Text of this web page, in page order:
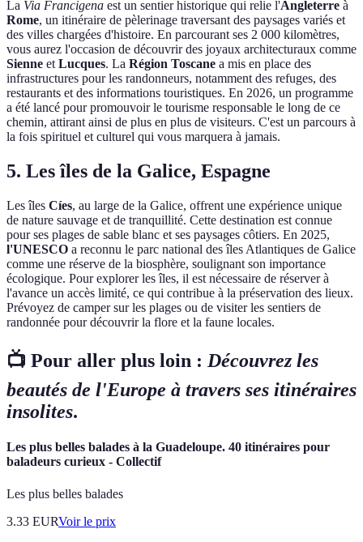
La Via Francigena est un sentier historique qui relie l'Angleterre à
Rome, un itinéraire de pèlerinage traversant des paysages variés et
des villes chargées d'histoire. En parcourant ses 2 000 kilomètres,
vous aurez l'occasion de découvrir des joyaux architecturaux comme
Sienne et Lucques. La Région Toscane a mis en place des
infrastructures pour les randonneurs, notamment des refuges, des
restaurants et des informations touristiques. En 2026, un programme
a été lancé pour promouvoir le tourisme responsable le long de ce
chemin, attirant ainsi de plus en plus de visiteurs. C'est un parcours à
la fois spirituel et culturel qui vous marquera à jamais.
5. Les îles de la Galice, Espagne
Les îles Cíes, au large de la Galice, offrent une expérience unique
de nature sauvage et de tranquillité. Cette destination est connue
pour ses plages de sable blanc et ses paysages côtiers. En 2025,
l'UNESCO a reconnu le parc national des îles Atlantiques de Galice
comme une réserve de la biosphère, soulignant son importance
écologique. Pour explorer les îles, il est nécessaire de réserver à
l'avance un accès limité, ce qui contribue à la préservation des lieux.
Prévoyez de camper sur les plages ou de visiter les sentiers de
randonnée pour découvrir la flore et la faune locales.
📺 Pour aller plus loin : Découvrez les
beautés de l'Europe à travers ses itinéraires
insolites.
Les plus belles balades à la Guadeloupe. 40 itinéraires pour
baladeurs curieux - Collectif
Les plus belles balades
3.33 EURVoir le prix